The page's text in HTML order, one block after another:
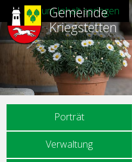
Direkt zum Inhalt springen
Hauptnavigation
Porträt
Verwaltung
Gemeinde
Kriegstetten